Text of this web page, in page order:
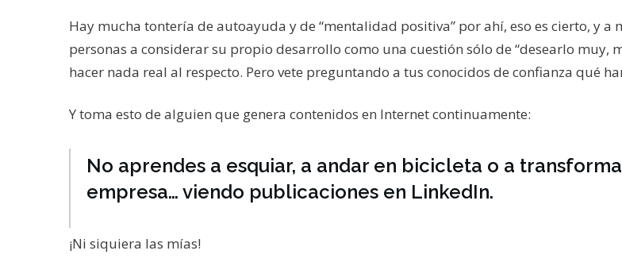
Hay mucha tontería de autoayuda y de “mentalidad positiva” por ahí, eso es cierto, y a
personas a considerar su propio desarrollo como una cuestión sólo de “desearlo muy,
hacer nada real al respecto. Pero vete preguntando a tus conocidos de confianza qué
Y toma esto de alguien que genera contenidos en Internet continuamente:
No aprendes a esquiar, a andar en bicicleta o a
empresa… viendo publicaciones en LinkedIn.
¡Ni siquiera las mías!